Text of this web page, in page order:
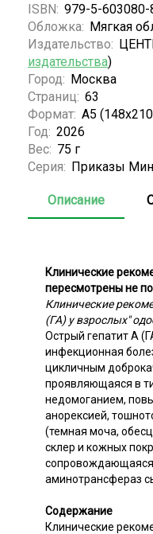
ISBN: 979-5-603080-
Обложка: Мягкая
Издательство:
издательства)
Город: Москва
Страниц: 63
Формат: А5
Год: 2026
Вес: 75 г
Серия: Приказы
Описание
Клинические
пересмотрены не
Клинические
(ГА) у взрослых"
Острый гепатит A
инфекционная
цикличным
проявляющаяся в
недомоганием,
анорексией,
(темная моча,
склер и кожных
аминотрансфераз
Содержание
Клинические